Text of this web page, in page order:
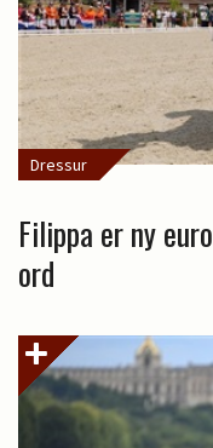
Dressur
Filippa er ny
ord